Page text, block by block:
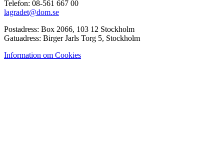
Telefon: 08-561 667 00
lagradet@dom.se
Postadress: Box 2066, 103 12 Stockholm
Gatuadress: Birger Jarls Torg 5, Stockholm
Information om Cookies